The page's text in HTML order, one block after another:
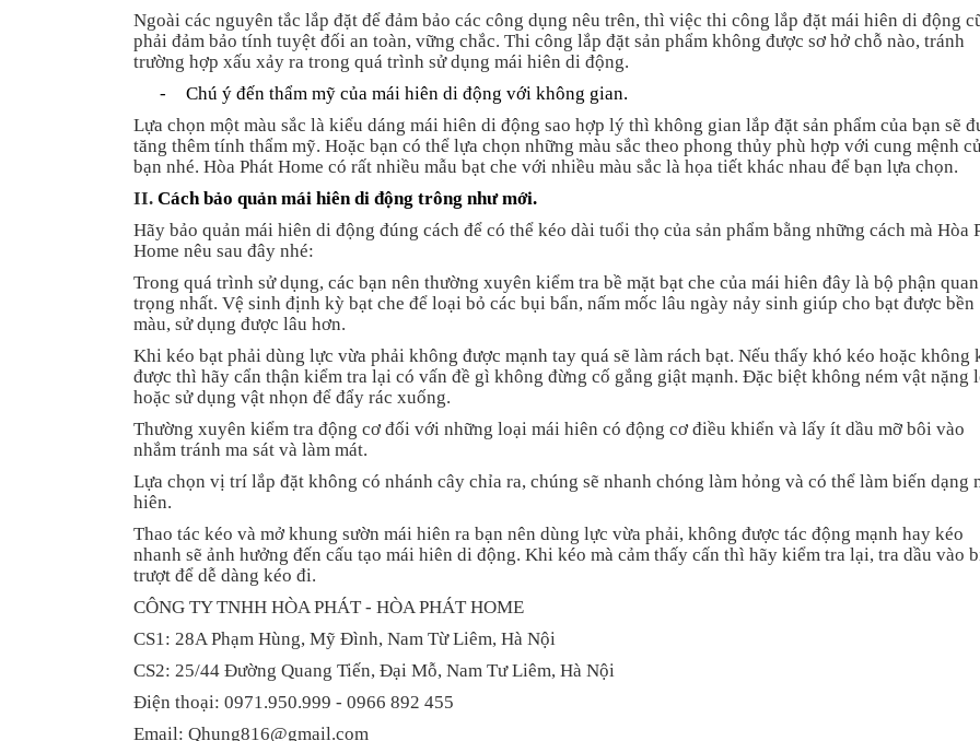
Ngoài các nguyên tắc lắp đặt để đảm bảo các công dụng nêu trên, thì việc thi công lắp đặt mái hiên di động
phải đảm bảo tính tuyệt đối an toàn, vững chắc. Thi công lắp đặt sản phẩm không được sơ hở chỗ nào, tránh
trường hợp xấu xảy ra trong quá trình sử dụng mái hiên di động.
-
Chú ý đến thẩm mỹ của mái hiên di động với không gian.
Lựa chọn một màu sắc là kiểu dáng mái hiên di động sao hợp lý thì không gian lắp đặt sản phẩm của bạn sẽ
tăng thêm tính thẩm mỹ. Hoặc bạn có thể lựa chọn những màu sắc theo phong thủy phù hợp với cung mệnh
bạn nhé. Hòa Phát Home có rất nhiều mẫu bạt che với nhiều màu sắc là họa tiết khác nhau để bạn lựa chọn.
II. Cách bảo quản mái hiên di động trông như mới.
Hãy bảo quản mái hiên di động đúng cách để có thể kéo dài tuổi thọ của sản phẩm bằng những cách mà Hòa
Home nêu sau đây nhé:
Trong quá trình sử dụng, các bạn nên thường xuyên kiểm tra bề mặt bạt che của mái hiên đây là bộ phận quan
trọng nhất. Vệ sinh định kỳ bạt che để loại bỏ các bụi bẩn, nấm mốc lâu ngày nảy sinh giúp cho bạt được bền
màu, sử dụng được lâu hơn.
Khi kéo bạt phải dùng lực vừa phải không được mạnh tay quá sẽ làm rách bạt. Nếu thấy khó kéo hoặc không
được thì hãy cẩn thận kiểm tra lại có vấn đề gì không đừng cố gắng giật mạnh. Đặc biệt không ném vật nặng
hoặc sử dụng vật nhọn để đẩy rác xuống.
Thường xuyên kiểm tra động cơ đối với những loại mái hiên có động cơ điều khiển và lấy ít dầu mỡ bôi vào
nhắm tránh ma sát và làm mát.
Lựa chọn vị trí lắp đặt không có nhánh cây chỉa ra, chúng sẽ nhanh chóng làm hỏng và có thể làm biến dạng
hiên.
Thao tác kéo và mở khung sườn mái hiên ra bạn nên dùng lực vừa phải, không được tác động mạnh hay kéo
nhanh sẽ ảnh hưởng đến cấu tạo mái hiên di động. Khi kéo mà cảm thấy cấn thì hãy kiểm tra lại, tra dầu vào
trượt để dễ dàng kéo đi.
CÔNG TY TNHH HÒA PHÁT - HÒA PHÁT HOME
CS1: 28A Phạm Hùng, Mỹ Đình, Nam Từ Liêm, Hà Nội
CS2: 25/44 Đường Quang Tiến, Đại Mỗ, Nam Tư Liêm, Hà Nội
Điện thoại: 0971.950.999 - 0966 892 455
Email: Qhung816@gmail.com